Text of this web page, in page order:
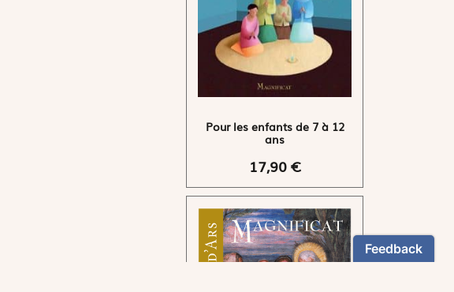
Pour les enfants de 7 à 12
ans
17,90 €